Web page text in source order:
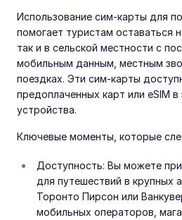
Использование сим-карты для
помогает туристам оставаться
так и в сельской местности с
мобильным данным, местным
поездках. Эти сим-карты
предоплаченных карт или eSIM
устройства.
Ключевые моменты, которые
Доступность: Вы можете
для путешествий в крупных
Торонто Пирсон или
мобильных операторов,